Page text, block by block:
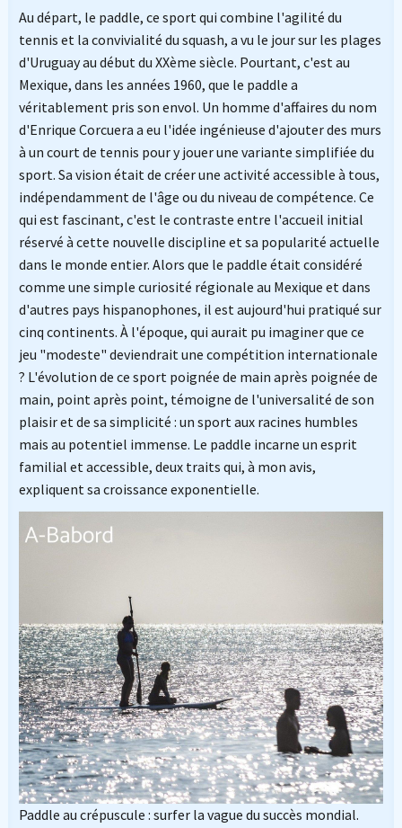
Au départ, le paddle, ce sport qui combine l'agilité du
tennis et la convivialité du squash, a vu le jour sur les plages
d'Uruguay au début du XXème siècle. Pourtant, c'est au
Mexique, dans les années 1960, que le paddle a
véritablement pris son envol. Un homme d'affaires du nom
d'Enrique Corcuera a eu l'idée ingénieuse d'ajouter des murs
à un court de tennis pour y jouer une variante simplifiée du
sport. Sa vision était de créer une activité accessible à tous,
indépendamment de l'âge ou du niveau de compétence. Ce
qui est fascinant, c'est le contraste entre l'accueil initial
réservé à cette nouvelle discipline et sa popularité actuelle
dans le monde entier. Alors que le paddle était considéré
comme une simple curiosité régionale au Mexique et dans
d'autres pays hispanophones, il est aujourd'hui pratiqué sur
cinq continents. À l'époque, qui aurait pu imaginer que ce
jeu "modeste" deviendrait une compétition internationale
? L'évolution de ce sport poignée de main après poignée de
main, point après point, témoigne de l'universalité de son
plaisir et de sa simplicité : un sport aux racines humbles
mais au potentiel immense. Le paddle incarne un esprit
familial et accessible, deux traits qui, à mon avis,
expliquent sa croissance exponentielle.
Paddle au crépuscule : surfer la vague du succès mondial.